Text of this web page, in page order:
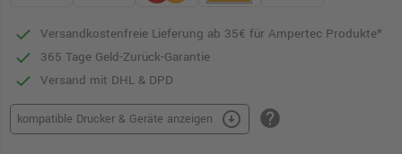
Versandkostenfreie Lieferung ab 35€ für Ampertec Produkte*
365 Tage Geld-Zurück-Garantie
Versand mit DHL & DPD
kompatible Drucker & Geräte anzeigen arrow_circle_down help